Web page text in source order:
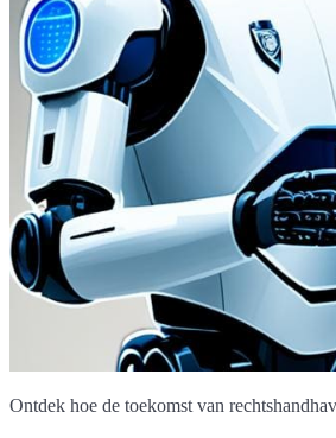
Ontdek hoe de toekomst van